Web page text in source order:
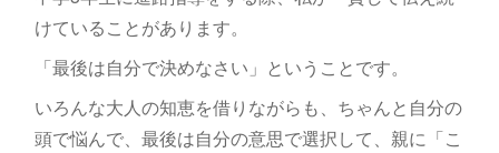
けていることがあります。
「最後は自分で決めなさい」ということです。
いろんな大人の知恵を借りながらも、ちゃんと自分の
頭で悩んで、最後は自分の意思で選択して、親に「こ